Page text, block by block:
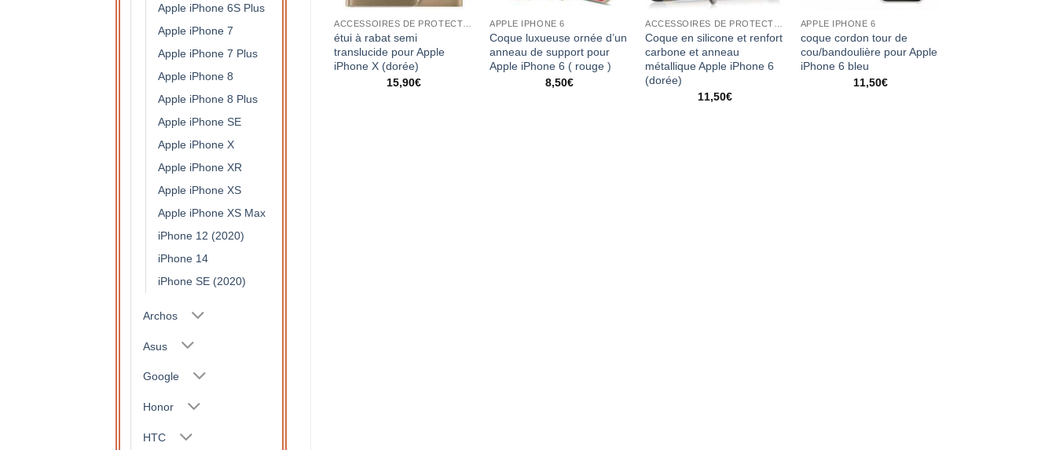
Apple iPhone 6S Plus
Apple iPhone 7
Apple iPhone 7 Plus
Apple iPhone 8
Apple iPhone 8 Plus
Apple iPhone SE
Apple iPhone X
Apple iPhone XR
Apple iPhone XS
Apple iPhone XS Max
iPhone 12 (2020)
iPhone 14
iPhone SE (2020)
Archos
Asus
Google
Honor
HTC
étui à rabat semi
translucide pour Apple
iPhone X (dorée)
15,90€
APPLE IPHONE 6
Coque luxueuse ornée d’un
anneau de support pour
Apple iPhone 6 ( rouge )
8,50€
Coque en silicone et renfort
carbone et anneau
métallique Apple iPhone 6
(dorée)
11,50€
APPLE IPHONE 6
coque cordon tour de
cou/bandoulière pour Apple
iPhone 6 bleu
11,50€
Coque en silicone et renfort
carbone et anneau
(argent)
11,50